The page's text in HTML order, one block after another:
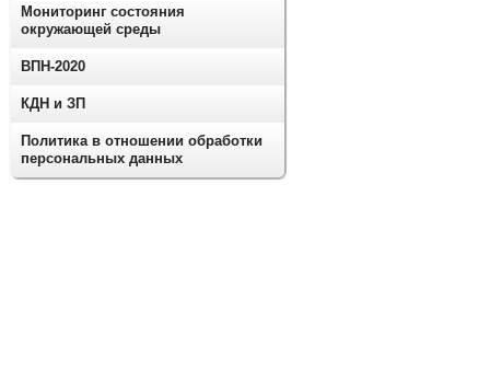
Мониторинг состояния
окружающей среды
ВПН-2020
КДН и ЗП
Политика в отношении обработки
персональных данных